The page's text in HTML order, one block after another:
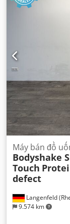
Langenfeld
9.574 km
Máy bán đồ
Bodyshake
Touch
defect